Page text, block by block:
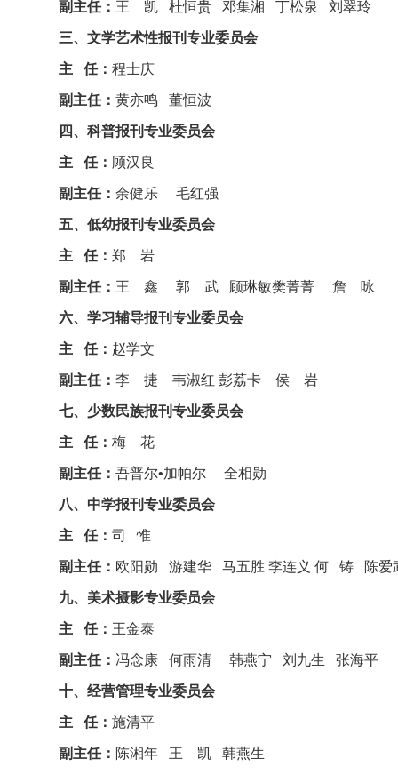
副主任： 王 凯 杜恒贵 邓集湘 丁松泉 刘翠玲
三、文学艺术性报刊专业委员会
主 任：程士庆
副主任：黄亦鸣 董恒波
四、科普报刊专业委员会
主 任： 顾汉良
副主任：余健乐 毛红强
五、低幼报刊专业委员会
主 任：郑 岩
副主任： 王 鑫 郭 武 顾琳敏樊菁菁 詹 咏
六、学习辅导报刊专业委员会
主 任： 赵学文
副主任：李 捷 韦淑红彭荔卡 侯 岩
七、少数民族报刊专业委员会
主 任：梅 花
副主任：吾普尔•加帕尔 全相勋
八、中学报刊专业委员会
主 任：司 惟
副主任： 欧阳勋 游建华 马五胜 李连义 何 铸 陈爱
九、美术摄影专业委员会
主 任： 王金泰
副主任： 冯念康 何雨清 韩燕宁 刘九生 张海平
十、经营管理专业委员会
主 任：施清平
副主任： 陈湘年 王 凯 韩燕生